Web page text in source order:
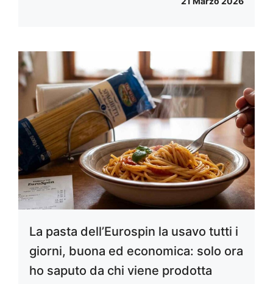
La pasta dell’Eurospin la usavo tutti i
giorni, buona ed economica: solo ora
ho saputo da chi viene prodotta